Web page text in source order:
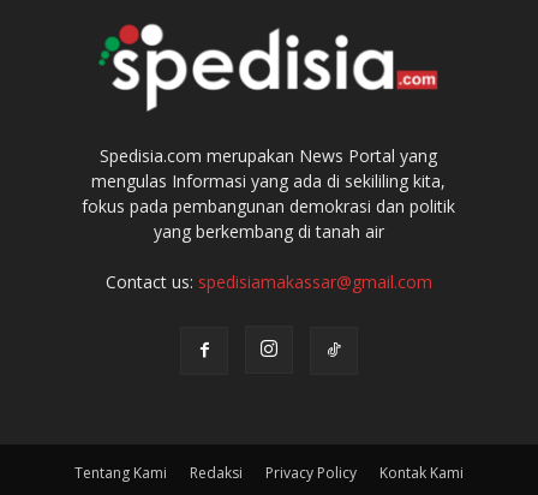
Spedisia.com merupakan News Portal yang
mengulas Informasi yang ada di sekililing kita,
fokus pada pembangunan demokrasi dan politik
yang berkembang di tanah air
Contact us: spedisiamakassar@gmail.com
Tentang Kami Redaksi Privacy Policy Kontak Kami